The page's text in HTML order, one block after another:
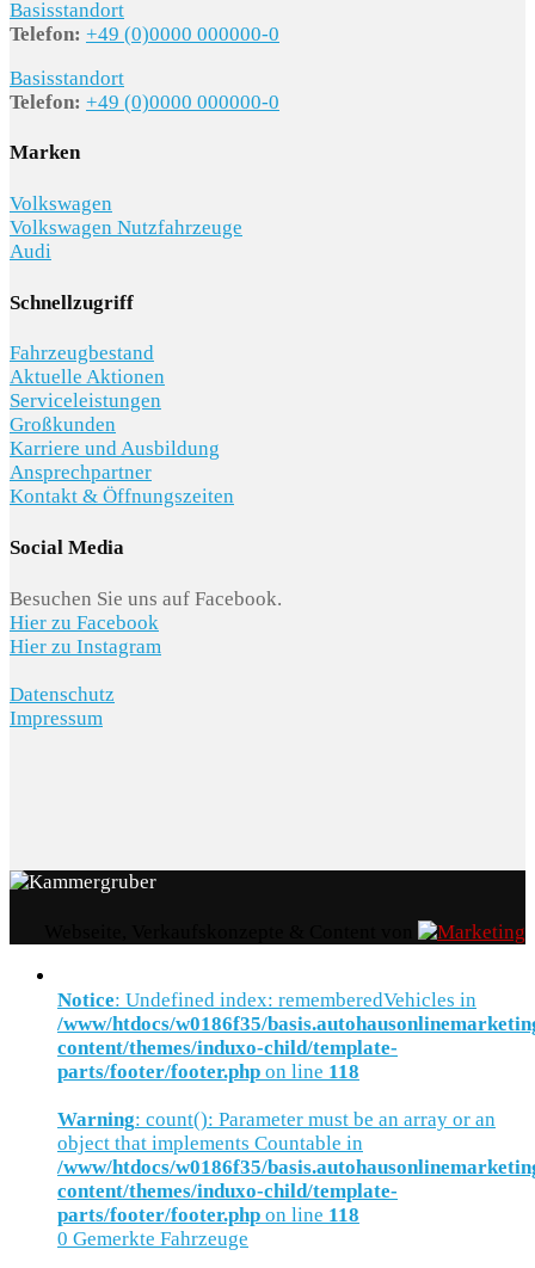
Basisstandort
Telefon: +49 (0)0000 000000-0
Basisstandort
Telefon: +49 (0)0000 000000-0
Marken
Volkswagen
Volkswagen Nutzfahrzeuge
Audi
Schnellzugriff
Fahrzeugbestand
Aktuelle Aktionen
Serviceleistungen
Großkunden
Karriere und Ausbildung
Ansprechpartner
Kontakt & Öffnungszeiten
Social Media
Besuchen Sie uns auf Facebook.
Hier zu Facebook
Hier zu Instagram
Datenschutz
Impressum
Notice: Undefined index: rememberedVehicles in
/www/htdocs/w0186f35/
content/themes/induxo-child/template-
parts/footer/footer.php on line 118
Warning: count(): Parameter must be an array or an
object that implements Countable in
/www/htdocs/w0186f35/
content/themes/induxo-child/template-
parts/footer/footer.php on line 118
0 Gemerkte Fahrzeuge